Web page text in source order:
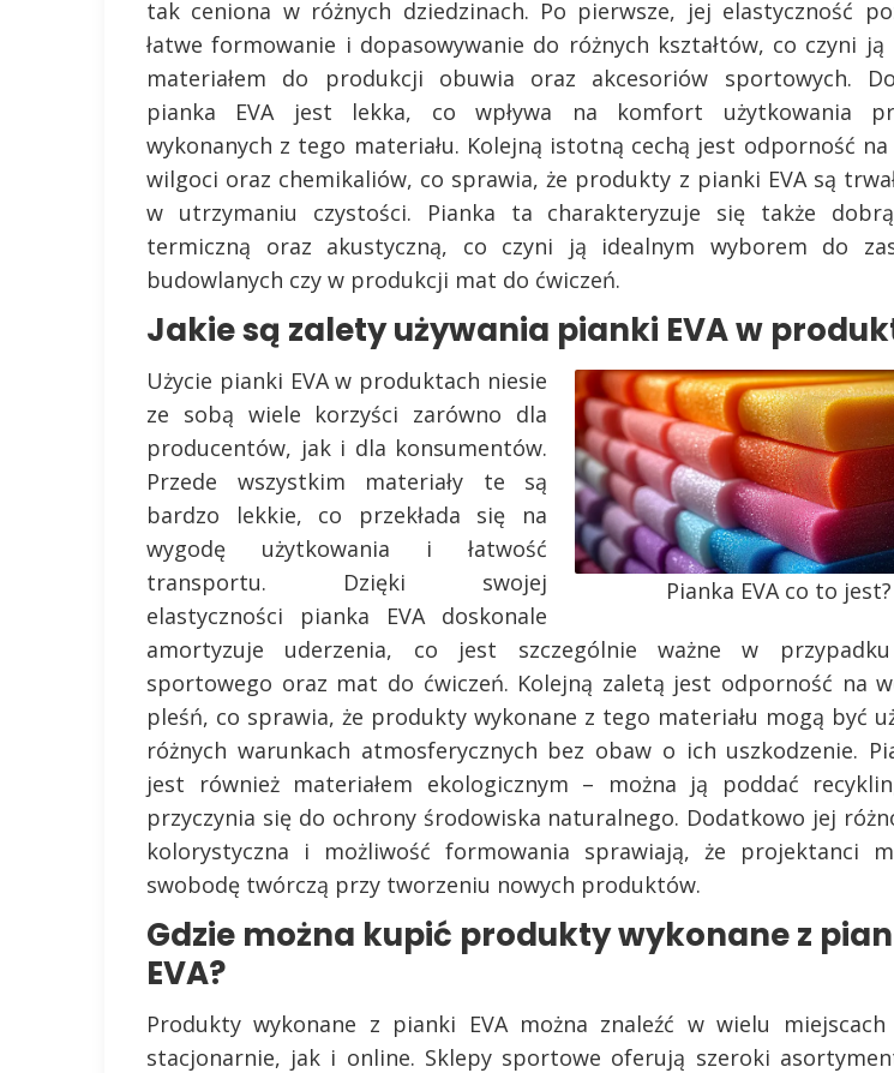
tak ceniona w różnych dziedzinach. Po pierwsze, jej elastyczność
łatwe formowanie i dopasowywanie do różnych kształtów, co czyni ją
materiałem do produkcji obuwia oraz akcesoriów sportowych.
pianka EVA jest lekka, co wpływa na komfort użytkowania
wykonanych z tego materiału. Kolejną istotną cechą jest odporność na
wilgoci oraz chemikaliów, co sprawia, że produkty z pianki EVA są
w utrzymaniu czystości. Pianka ta charakteryzuje się także
termiczną oraz akustyczną, co czyni ją idealnym wyborem do
budowlanych czy w produkcji mat do ćwiczeń.
Jakie są zalety używania pianki EVA w
Pianka EVA co to jest?
Użycie pianki EVA w produktach niesie
ze sobą wiele korzyści zarówno dla
producentów, jak i dla konsumentów.
Przede wszystkim materiały te są
bardzo lekkie, co przekłada się na
wygodę użytkowania i łatwość
transportu. Dzięki swojej
elastyczności pianka EVA doskonale
amortyzuje uderzenia, co jest szczególnie ważne w
sportowego oraz mat do ćwiczeń. Kolejną zaletą jest odporność na
pleśń, co sprawia, że produkty wykonane z tego materiału mogą być
różnych warunkach atmosferycznych bez obaw o ich uszkodzenie.
jest również materiałem ekologicznym – można ją poddać
przyczynia się do ochrony środowiska naturalnego. Dodatkowo jej
kolorystyczna i możliwość formowania sprawiają, że projektanci
swobodę twórczą przy tworzeniu nowych produktów.
Gdzie można kupić produkty wykonane z
EVA?
Produkty wykonane z pianki EVA można znaleźć w wielu miejscach
stacjonarnie, jak i online. Sklepy sportowe oferują szeroki